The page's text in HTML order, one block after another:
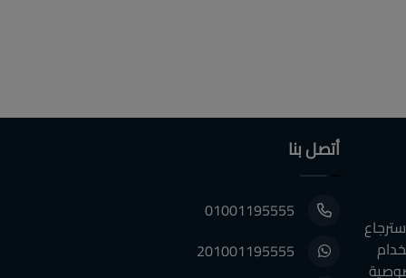
أتصل بنا
01001195555
201001195555